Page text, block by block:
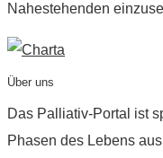
Nahestehenden
Über uns
Das Palliativ-Portal ist
Phasen des Lebens